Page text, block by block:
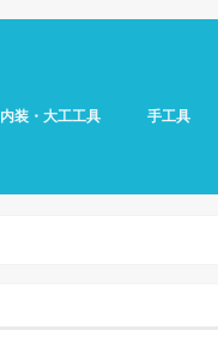
内装・大工工具 手工具